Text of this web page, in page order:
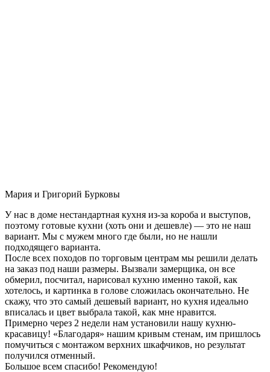
Мария и Григорий Бурковы
У нас в доме нестандартная кухня из-за короба и выступов,
поэтому готовые кухни (хоть они и дешевле) — это не наш
вариант. Мы с мужем много где были, но не нашли
подходящего варианта.
После всех походов по торговым центрам мы решили делать
на заказ под наши размеры. Вызвали замерщика, он все
обмерил, посчитал, нарисовал кухню именно такой, как
хотелось, и картинка в голове сложилась окончательно. Не
скажу, что это самый дешевый вариант, но кухня идеально
вписалась и цвет выбрала такой, как мне нравится.
Примерно через 2 недели нам установили нашу кухню-
красавицу! «Благодаря» нашим кривым стенам, им пришлось
помучиться с монтажом верхних шкафчиков, но результат
получился отменный.
Большое всем спасибо! Рекомендую!